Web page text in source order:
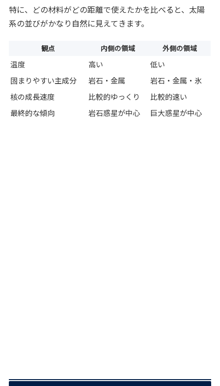
特に、どの材料がどの距離で使えたかを比べると、太陽
系の並びがかなり自然に見えてきます。
観点 内側の領域 外側の領域
温度 高い
低い
固まりやすい主成分
岩石・金属
岩石・金属・氷
核の成長速度
比較的ゆっくり
比較的速い
最終的な傾向
岩石惑星が中心 巨大惑星が中心